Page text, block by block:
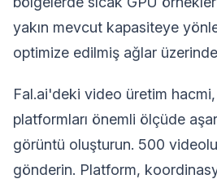
yakın mevcut kapasiteye
optimize edilmiş ağlar
Fal.ai'deki video üretim hacmi,
platformları önemli ölçüde
görüntü oluşturun. 500
gönderin. Platform,